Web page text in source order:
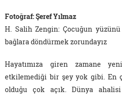
Fotoğraf: Şeref Yılmaz
H. Salih Zengin: Çocuğun
bağlara döndürmek zorundayız
Hayatımıza giren zamane
etkilemediği bir şey yok gibi. En
olduğu çok açık. Dünya